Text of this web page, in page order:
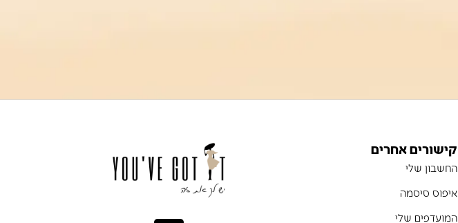
קישורים אחרים
החשבון שלי
איפוס סיסמה
המועדפים שלי